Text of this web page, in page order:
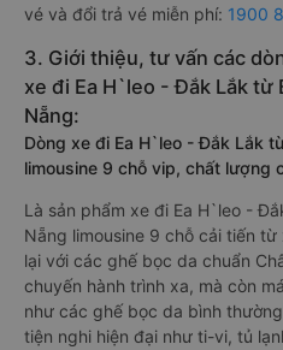
vé và đổi trả vé miễn phí: 1900
3. Giới thiệu, tư vấn các
xe đi Ea H`leo - Đắk Lắk từ
Nẵng:
Dòng xe đi Ea H`leo - Đắk Lắk
limousine 9 chỗ vip, chất lượng
Là sản phẩm xe đi Ea H`leo -
Nẵng limousine 9 chỗ cải tiến
lại với các ghế bọc da chuẩn
chuyến hành trình xa, mà còn
như các ghế bọc da bình
tiện nghi hiện đại như ti-vi, tủ